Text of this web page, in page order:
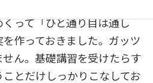
って「ひと通り目は通し
作っておきました。ガッツ
ん。基礎講習を受けたらす
とだけしっかりこなしてお